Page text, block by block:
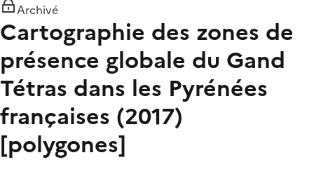
Archivé
Cartographie des zones de
présence globale du Gand
Tétras dans les Pyrénées
françaises (2017)
[polygones]